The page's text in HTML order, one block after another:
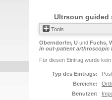
Ultrsoun guided
Tools
Oberndorfer, U und Fuchs,
in out-patient arthroscopic
Für diesen Eintrag wurde
Typ des Eintrags:
Bereiche:
Benutzer: